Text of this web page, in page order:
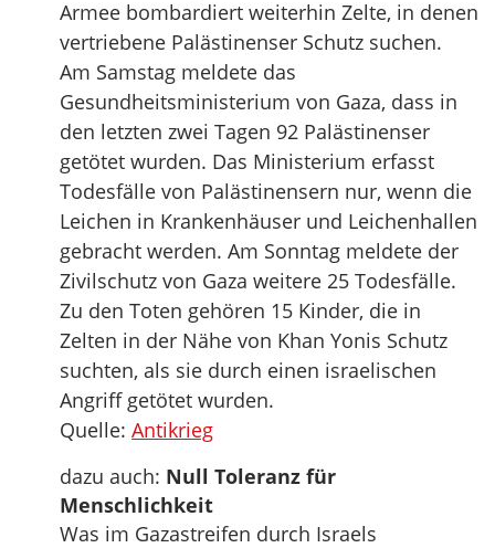
Armee bombardiert weiterhin Zelte, in denen
vertriebene Palästinenser Schutz suchen.
Am Samstag meldete das
Gesundheitsministerium von Gaza, dass in
den letzten zwei Tagen 92 Palästinenser
getötet wurden. Das Ministerium erfasst
Todesfälle von Palästinensern nur, wenn die
Leichen in Krankenhäuser und Leichenhallen
gebracht werden. Am Sonntag meldete der
Zivilschutz von Gaza weitere 25 Todesfälle.
Zu den Toten gehören 15 Kinder, die in
Zelten in der Nähe von Khan Yonis Schutz
suchten, als sie durch einen israelischen
Angriff getötet wurden.
Quelle: Antikrieg
dazu auch: Null Toleranz für
Menschlichkeit
Was im Gazastreifen durch Israels